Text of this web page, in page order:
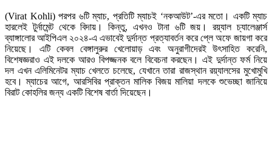
(Virat Kohli) পরপর ৬টি ম্যাচ, প্রতিটি ম্যাচই ‘নকআউট’-এর মতো। একটি ম্যাচ
হারলেই টুর্নামেন্ট থেকে বিদায়। কিন্তু, এখনও টানা ৬টি জয়। রয়্যাল চ্যালেঞ্জার্স
ব্যাঙ্গালোর আইপিএল ২০২৪-এ এভাবেই দুর্দান্ত প্রত্যাবর্তন করে প্লে অফে জায়গা করে
নিয়েছে। এটি কেবল বেঙ্গালুরুর খেলোয়াড় এবং অনুরাগীদেরই উৎসাহিত করেনি,
বিশেষজ্ঞরাও এই দলকে আরও বিপজ্জনক বলে বিবেচনা করছেন। এই দুর্দান্ত ফর্ম নিয়ে
দল এখন এলিমিনেটর ম্যাচ খেলতে চলেছে, যেখানে তারা রাজস্থান রয়্যালসের মুখোমুখি
হবে। ম্যাচের আগে, আরসিবির প্রাক্তন মালিক বিজয় মালিয়া দলকে শুভেচ্ছা জানিয়ে
বিরাট কোহলির জন্য একটি বিশেষ বার্তা দিয়েছেন।